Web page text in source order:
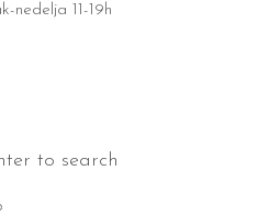
nedelja 11-19h
to search